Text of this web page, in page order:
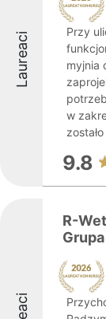
Laureaci
Przy
myjnia
w
9.8
R-